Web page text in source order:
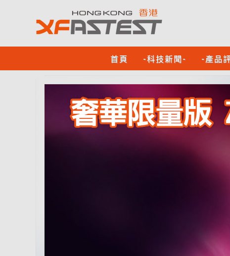
首頁 -科技新聞- -產品